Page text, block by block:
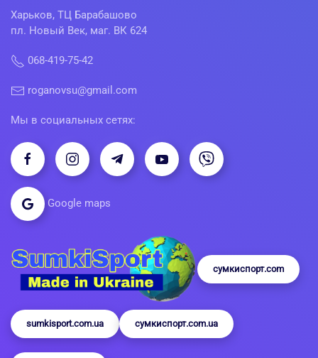
Харьков, ТЦ Барабашово
пл. Новый Век, маг. ВК 624
068-419-75-42
roganovsu@gmail.com
Мы в социальных сетях:
Google maps
сумкиспорт.com
sumkisport.com.ua сумкиспорт.com.ua